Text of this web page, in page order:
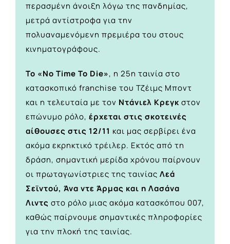
περασμένη άνοιξη λόγω της πανδημίας,
μετρά αντίστροφα για την
πολυαναμενόμενη πρεμιέρα του στους
κινηματογράφους.
Το «No Time To Die», η 25η ταινία στο
κατασκοπικό franchise του Τζέιμς Μποντ
και η τελευταία με τον Ντάνιελ Κρεγκ στον
επώνυμο ρόλο, έρχεται στις σκοτεινές
αίθουσες στις 12/11 και μας σερβίρει ένα
ακόμα εκρηκτικό τρέιλερ. Εκτός από τη
δράση, σημαντική μερίδα χρόνου παίρνουν
οι πρωταγωνίστριες της ταινίας Λεά
Σεϊντού, Άνα ντε Άρμας και η Λασάνα
Λιντς στο ρόλο μιας ακόμα κατασκόπου 007,
καθώς παίρνουμε σημαντικές πληροφορίες
για την πλοκή της ταινίας.